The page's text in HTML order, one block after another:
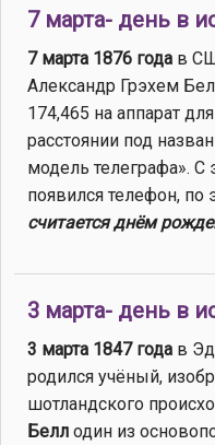
7 марта- день в
7 марта 1876 года в
Александр Грэхем
174,465 на аппарат
расстоянии под
модель телеграфа». С
появился телефон, по
считается днём
3 марта- день в
3 марта 1847 года в
родился учёный,
шотландского
Белл один из